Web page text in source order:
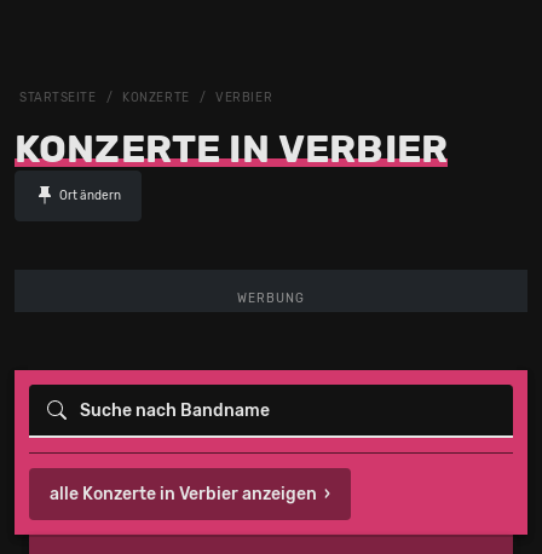
STARTSEITE KONZERTE VERBIER
KONZERTE IN VERBIER
Ort ändern
WERBUNG
alle Konzerte in Verbier anzeigen